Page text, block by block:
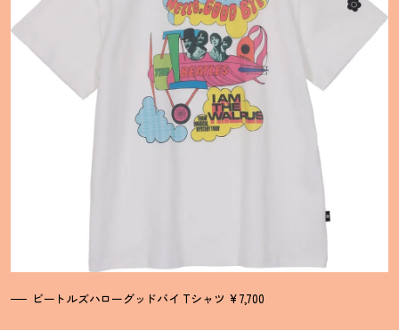
ビートルズハローグッドバイ Tシャツ ¥7,700